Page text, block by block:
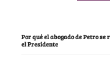
Por qué el abogado de Petro
el Presidente